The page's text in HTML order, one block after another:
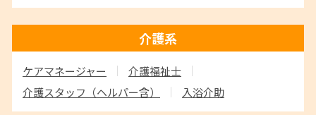
介護系
ケアマネージャー
介護福祉士
介護スタッフ （ヘルパー含） 入浴介助